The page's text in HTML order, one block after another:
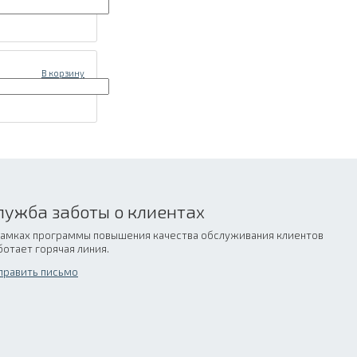
В корзину
заботы о клиентах
программы повышения качества обслуживания клиентов
горячая линия.
письмо